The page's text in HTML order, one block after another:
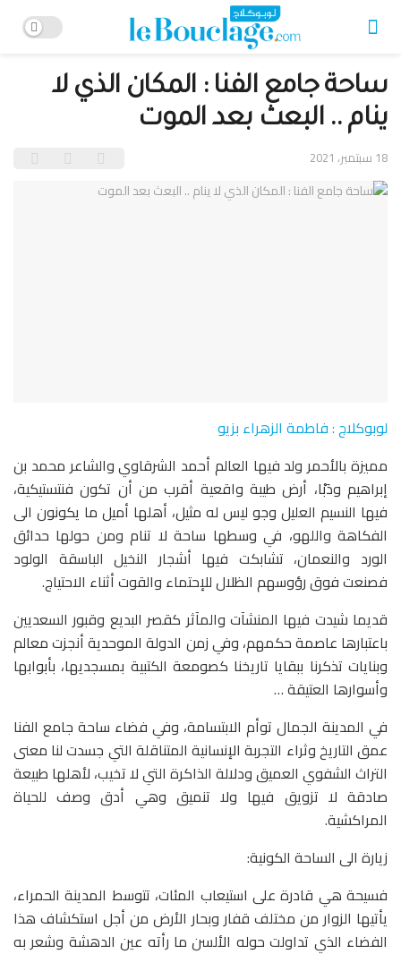
ساحة جامع الفنا : المكان الذي لا
ينام .. البعث بعد الموت
18 سبتمبر، 2021
لوبوكلاج : فاطمة الزهراء بزيو
مميزة بالأحمر ولد فيها العالم أحمد الشرقاوي والشاعر محمد بن
إبراهيم ودَبْا، أرض طيبة واقعية أقرب من أن تكون فنتستيكية،
فيها النسيم العليل وجو ليس له مثيل، أهلها أميل ما يكونون الى
الفكاهة واللهو، في وسطها ساحة لا تنام ومن حولها حدائق
الورد والنعمان، تشابكت فيها أشجار النخيل الباسقة الولود
فصنعت فوق رؤوسهم الظلال للإحتماء والقوت أثناء الاحتياج.
قديما شيدت فيها المنشآت والمآثر كقصر البديع وقبور السعديين
باعتبارها عاصمة حكمهم، وفي زمن الدولة الموحدية أنجزت معالم
وبنايات تذكرنا ببقايا تاريخنا كصومعة الكتبية بمسجديها، بأبوابها
وأسوارها العتيقة …
في المدينة الجمال توأم الابتسامة، وفي فضاء ساحة جامع الفنا
عمق التاريخ وثراء التجربة الإنسانية المتناقلة التي جسدت لنا معنى
التراث الشفوي العميق ودلالة الذاكرة التي لا تخيب، لأهلها طبيعة
صادقة لا تزويق فيها ولا تنميق وهي أدق وصف للحياة
المراكشية.
زيارة الى الساحة الكونية:
فسيحة هي قادرة على استيعاب المئات، تتوسط المدينة الحمراء،
يأتيها الزوار من مختلف قفار وبحار الأرض من أجل استكشاف هذا
الفضاء الذي تداولت حوله الألسن ما رأته عين الدهشة وشعر به